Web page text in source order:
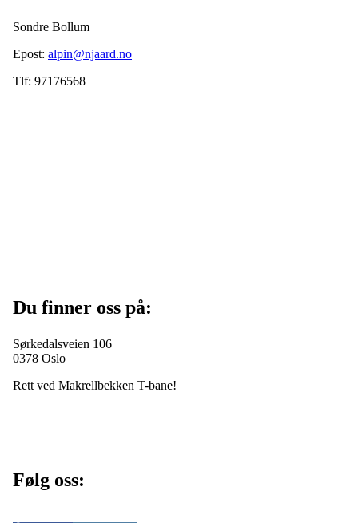
Sondre Bollum
Epost: alpin@njaard.no
Tlf: 97176568
Du finner oss på:
Sørkedalsveien 106
0378 Oslo
Rett ved Makrellbekken T-bane!
Følg oss: